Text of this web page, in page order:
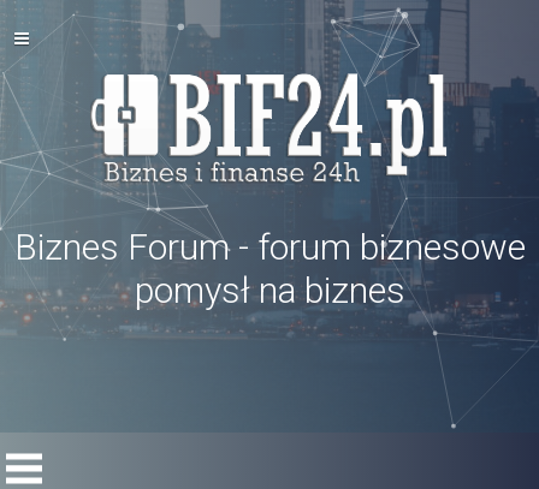
Biznes Forum - forum biznesowe
pomysł na biznes